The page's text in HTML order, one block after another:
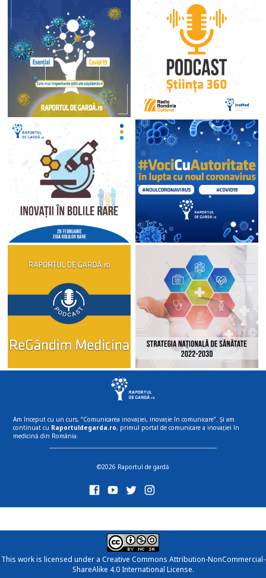
Am început cu un curs, “Comunicarea inovației, inovație în comunicare”. Și am
continuat cu Raportuldegarda.ro, primul portal de comunicare a inovației în
medicină din România.
©2026 Raportul de gardă
This work is licensed under a Creative Commons Attribution-NonCommercial-
ShareAlike 4.0 International License.